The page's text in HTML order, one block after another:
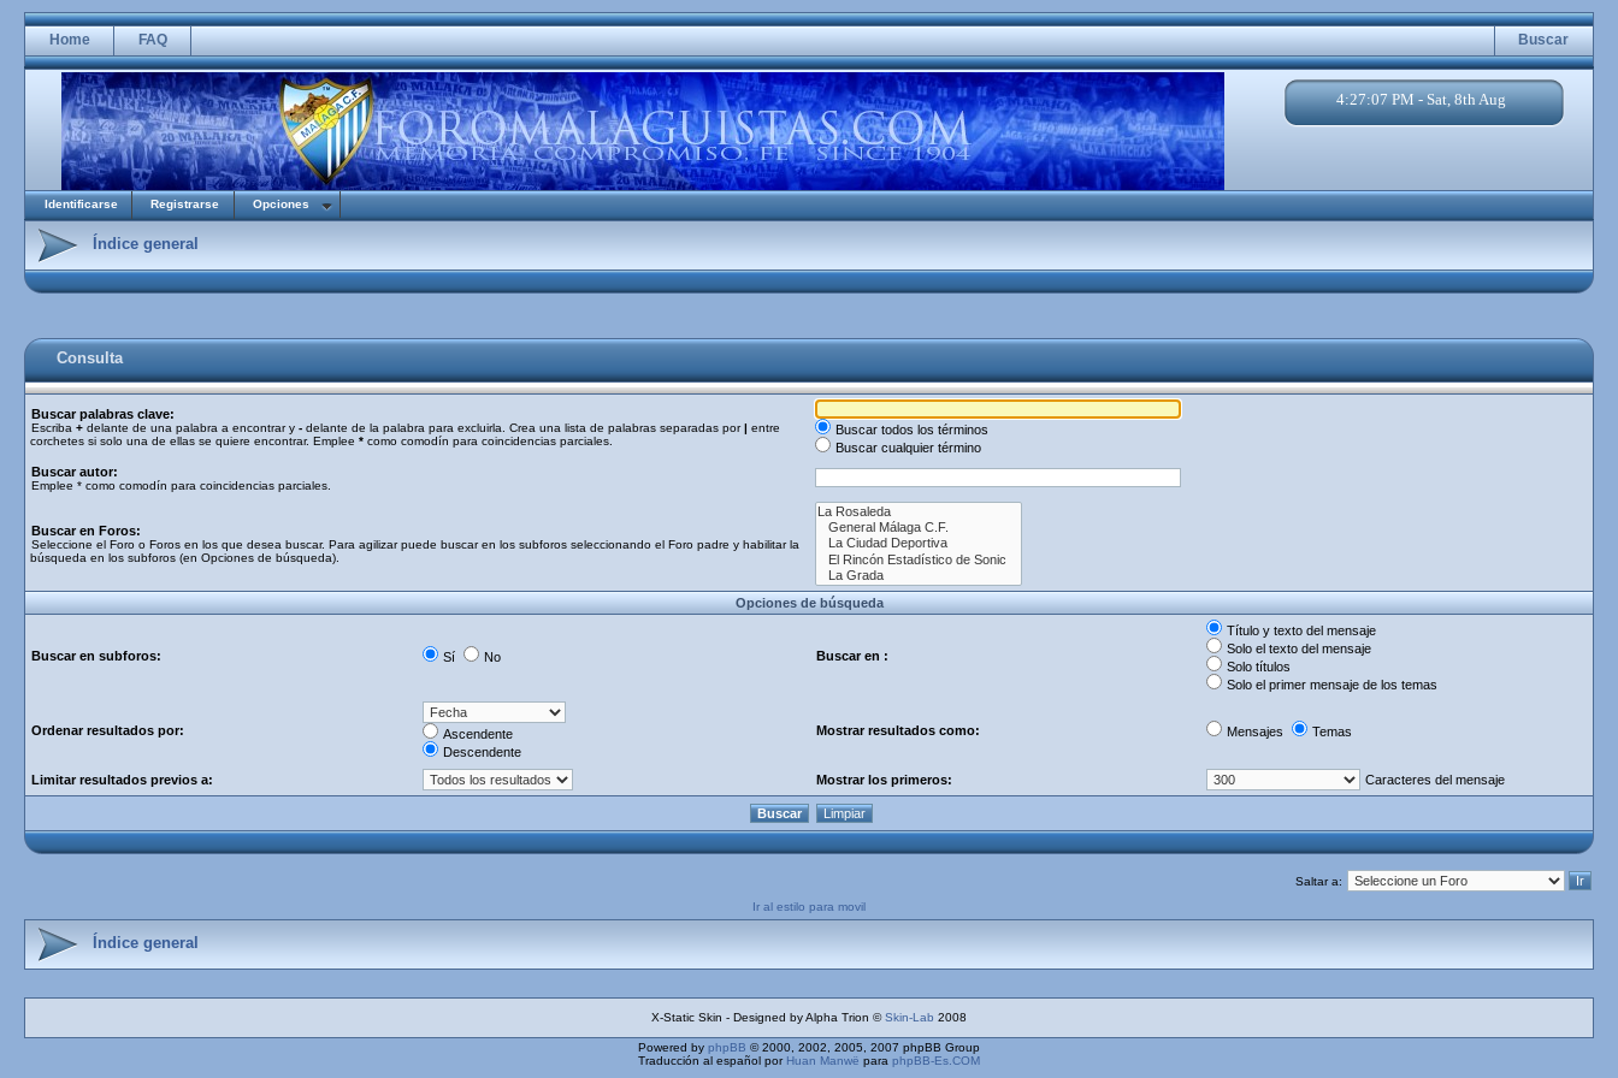
Home FAQ Buscar
4:27:07 PM - Sat, 8th Aug
Identificarse Registrarse Opciones
Índice general
Consulta
Buscar palabras clave:
Escriba + delante de una palabra a encontrar y - delante de la palabra para excluirla. Crea una lista de palabras separadas por| entre
corchetes si solo una de ellas se quiere encontrar. Emplee * como comodín para coincidencias parciales.
Buscar todos los términos
Buscar cualquier término
Buscar autor:
Emplee * como comodín para coincidencias parciales.
Buscar en Foros:
Seleccione el Foro o Foros en los que desea buscar. Para agilizar puede buscar en los subforos seleccionando el Foro padre y habilitar la
búsqueda en los subforos (en Opciones de búsqueda).
Opciones de búsqueda
Buscar en subforos: Sí No Buscar en :
Título y texto del mensaje
Solo el texto del mensaje
Solo títulos
Solo el primer mensaje de los temas
Ordenar resultados por:
Ascendente
Descendente
Mostrar resultados como: Mensajes Temas
Limitar resultados previos a: Mostrar los primeros: Caracteres del mensaje
Saltar a:
Ir al estilo para movil
Índice general
X-Static Skin - Designed by Alpha Trion ©Skin-Lab 2008
Powered by phpBB © 2000, 2002, 2005, 2007 phpBB Group
Traducción al español por Huan Manwë para phpBB-Es.COM